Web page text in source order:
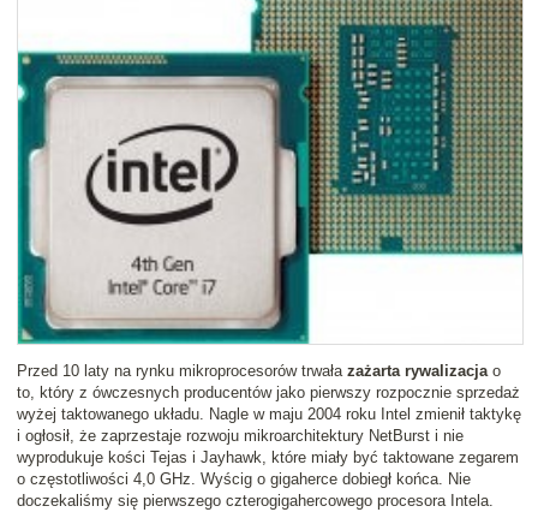
Przed 10 laty na rynku mikroprocesorów trwała zażarta rywalizacjao
to, który z ówczesnych producentów jako pierwszy rozpocznie sprzedaż
wyżej taktowanego układu. Nagle w maju 2004 roku Intel zmienił taktykę
i ogłosił, że zaprzestaje rozwoju mikroarchitektury NetBurst i nie
wyprodukuje kości Tejas i Jayhawk, które miały być taktowane zegarem
o częstotliwości 4,0 GHz. Wyścig o gigaherce dobiegł końca. Nie
doczekaliśmy się pierwszego czterogigahercowego procesora Intela.